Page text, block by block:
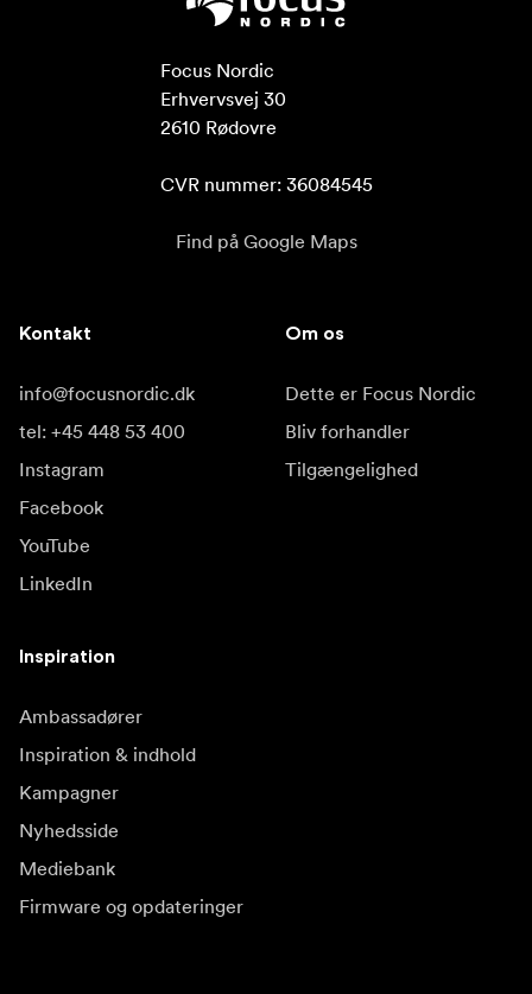
Focus Nordic
Erhvervsvej 30
2610 Rødovre
CVR nummer: 36084545
Find på Google Maps
Kontakt
info@focusnordic.dk
tel: +45 448 53 400
Instagram
Facebook
YouTube
LinkedIn
Om os
Dette er Focus Nordic
Bliv forhandler
Tilgængelighed
Inspiration
Ambassadører
Inspiration & indhold
Kampagner
Nyhedsside
Mediebank
Firmware og opdateringer